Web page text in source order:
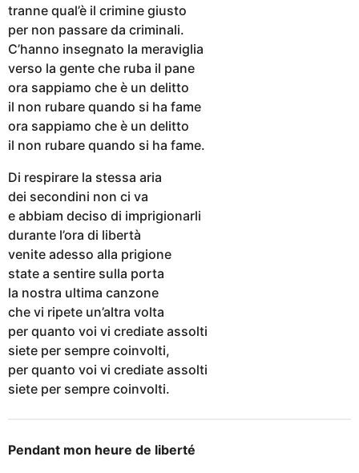
tranne qual’è il crimine giusto
per non passare da criminali.
C’hanno insegnato la meraviglia
verso la gente che ruba il pane
ora sappiamo che è un delitto
il non rubare quando si ha fame
ora sappiamo che è un delitto
il non rubare quando si ha fame.
Di respirare la stessa aria
dei secondini non ci va
e abbiam deciso di imprigionarli
durante l’ora di libertà
venite adesso alla prigione
state a sentire sulla porta
la nostra ultima canzone
che vi ripete un’altra volta
per quanto voi vi crediate assolti
siete per sempre coinvolti,
per quanto voi vi crediate assolti
siete per sempre coinvolti.
Pendant mon heure de liberté